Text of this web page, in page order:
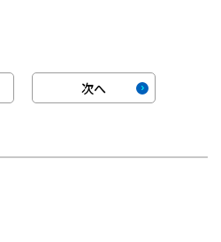
次へ